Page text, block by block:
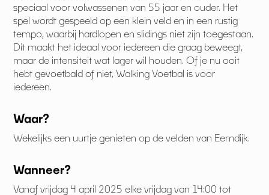
speciaal voor volwassenen van 55 jaar en ouder. Het
spel wordt gespeeld op een klein veld en in een rustig
tempo, waarbij hardlopen en slidings niet zijn toegestaan.
Dit maakt het ideaal voor iedereen die graag beweegt,
maar de intensiteit wat lager wil houden. Of je nu ooit
hebt gevoetbald of niet, Walking Voetbal is voor
iedereen.
Waar?
Wekelijks een uurtje genieten op de velden van Eemdijk.
Wanneer?
Vanaf vrijdag 4 april 2025 elke vrijdag van 14:00 tot